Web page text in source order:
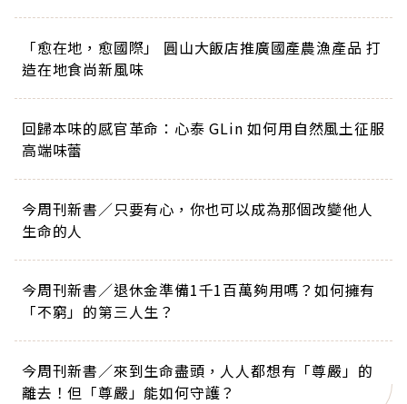
「愈在地，愈國際」 圓山大飯店推廣國產農漁產品 打
造在地食尚新風味
回歸本味的感官革命：心泰 GLin 如何用自然風土征服
高端味蕾
今周刊新書／只要有心，你也可以成為那個改變他人
生命的人
今周刊新書／退休金準備1千1百萬夠用嗎？如何擁有
「不窮」的第三人生？
今周刊新書／來到生命盡頭，人人都想有「尊嚴」的
離去！但「尊嚴」能如何守護？